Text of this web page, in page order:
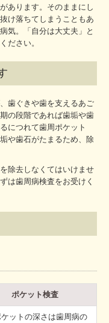
あります。そのままにし
け落ちてしまうこともあ
気。「自分は大丈夫」と
ださい。
歯ぐきや歯を支えるあご
の段階であれば歯垢や歯
につれて歯周ポケット
や歯石がたまるため、除
除去しなくてはいけませ
は歯周病検査をお受けく
ポケット検査
ットの深さは歯周病の